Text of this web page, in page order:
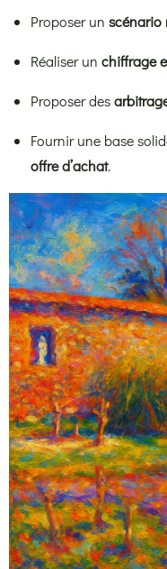
Proposer un scénario
Réaliser un chiffrage
Proposer des
Fournir une base
offre d’achat.